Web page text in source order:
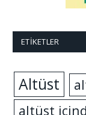
ETIKETLER
Altüst
altüst